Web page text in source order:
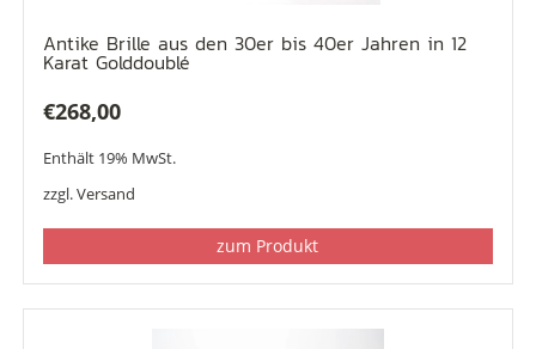
Antike Brille aus den 30er bis 40er Jahren in 12
Karat Golddoublé
€268,00
Enthält 19% MwSt.
zzgl.Versand
zum Produkt